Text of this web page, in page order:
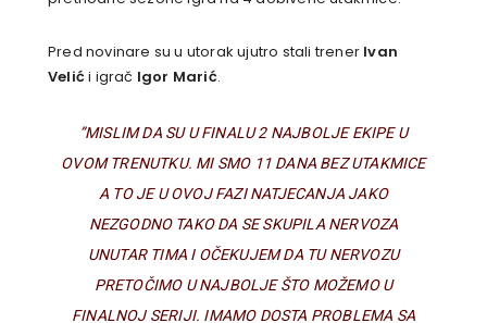
Pred novinare su u utorak ujutro stali trener Ivan
Velići igrač Igor Marić.
”MISLIM DA SU U FINALU 2 NAJBOLJE EKIPE U
OVOM TRENUTKU. MI SMO 11 DANA BEZ UTAKMICE
A TO JE U OVOJ FAZI NATJECANJA JAKO
NEZGODNO TAKO DA SE SKUPILA NERVOZA
UNUTAR TIMA I OČEKUJEM DA TU NERVOZU
PRETOČIMO U NAJBOLJE ŠTO MOŽEMO U
FINALNOJ SERIJI. IMAMO DOSTA PROBLEMA SA